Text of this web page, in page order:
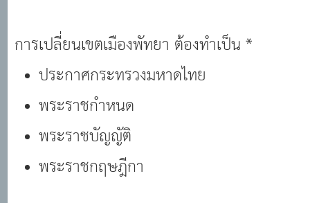
การเปลี่ยนเขตเมืองพัทยา ต้องทำเป็น *
ประกาศกระทรวงมหาดไทย
พระราชกำหนด
พระราชบัญญัติ
พระราชกฤษฎีกา